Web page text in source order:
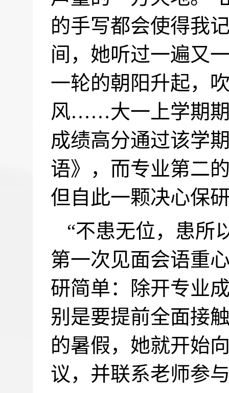
的手写都会使得我
间，她听过一遍又
一轮的朝阳升起，
风……大一上学期期
成绩高分通过该学
语》，而专业第二
但自此一颗决心保
“不患无位，患所
第一次见面会语重
研简单：除开专业
别是要提前全面接
的暑假，她就开始
议，并联系老师参